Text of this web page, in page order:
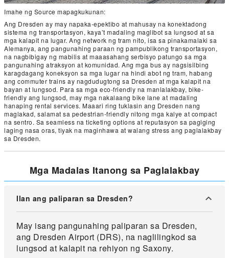
Imahe ng Source mapagkukunan:
Ang Dresden ay may napaka-epektibo at mahusay na konektadong
sistema ng transportasyon, kaya’t madaling maglibot sa lungsod at sa
mga kalapit na lugar. Ang network ng tram nito, isa sa pinakamalaki sa
Alemanya, ang pangunahing paraan ng pampublikong transportasyon,
na nagbibigay ng mabilis at maaasahang serbisyo patungo sa mga
pangunahing atraksyon at komunidad. Ang mga bus ay nagsisilbing
karagdagang koneksyon sa mga lugar na hindi abot ng tram, habang
ang commuter trains ay nagdudugtong sa Dresden at mga kalapit na
bayan at lungsod. Para sa mga eco-friendly na manlalakbay, bike-
friendly ang lungsod, may mga nakalaang bike lane at madaling
hanaping rental services. Maaari ring tuklasin ang Dresden nang
maglakad, salamat sa pedestrian-friendly nitong mga kalye at compact
na sentro. Sa seamless na ticketing options at reputasyon sa pagiging
laging nasa oras, tiyak na maginhawa at walang stress ang paglalakbay
sa Dresden.
Mga Madalas Itanong sa Paglalakbay
Ilan ang paliparan sa Dresden?
May isang pangunahing paliparan sa Dresden,
ang Dresden Airport (DRS), na naglilingkod sa
lungsod at kalapit na rehiyon ng Saxony.